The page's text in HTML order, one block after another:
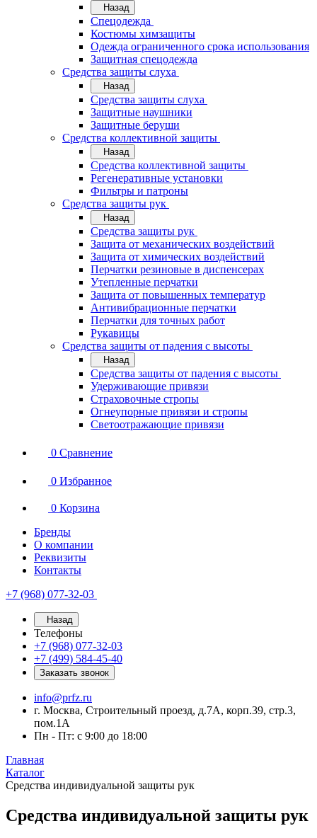
Назад
Спецодежда
Костюмы химзащиты
Одежда ограниченного срока использования
Защитная спецодежда
Средства защиты слуха
Назад
Средства защиты слуха
Защитные наушники
Защитные беруши
Средства коллективной защиты
Назад
Средства коллективной защиты
Регенеративные установки
Фильтры и патроны
Средства защиты рук
Назад
Средства защиты рук
Защита от механических воздействий
Защита от химических воздействий
Перчатки резиновые в диспенсерах
Утепленные перчатки
Защита от повышенных температур
Антивибрационные перчатки
Перчатки для точных работ
Рукавицы
Средства защиты от падения с высоты
Назад
Средства защиты от падения с высоты
Удерживающие привязи
Страховочные стропы
Огнеупорные привязи и стропы
Светоотражающие привязи
0 Сравнение
0 Избранное
0 Корзина
Бренды
О компании
Реквизиты
Контакты
+7 (968) 077-32-03
Назад
Телефоны
+7 (968) 077-32-03
+7 (499) 584-45-40
Заказать звонок
info@prfz.ru
г. Москва, Строительный проезд, д.7А, корп.39, стр.3,
пом.1А
Пн - Пт: с 9:00 до 18:00
Главная
Каталог
Средства индивидуальной защиты рук
Средства индивидуальной защиты рук